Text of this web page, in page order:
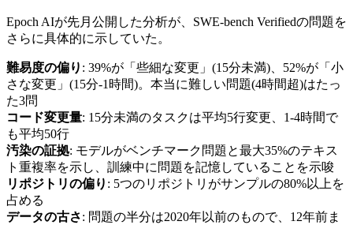
Epoch AIが先月公開した分析が、SWE-bench Verifiedの問題を
さらに具体的に示していた。
難易度の偏り : 39%が「些細な変更」(15分未満)、52%が「小
さな変更」(15分-1時間)。本当に難しい問題(4時間超)はたっ
た3問
コード変更量: 15分未満のタスクは平均5行変更、1-4時間で
も平均50行
汚染の証拠: モデルがベンチマーク問題と最大35%のテキス
ト重複率を示し、訓練中に問題を記憶していることを示唆
リポジトリの偏り : 5つのリポジトリがサンプルの80%以上を
占める
データの古さ: 問題の半分は2020年以前のもので、12年前ま